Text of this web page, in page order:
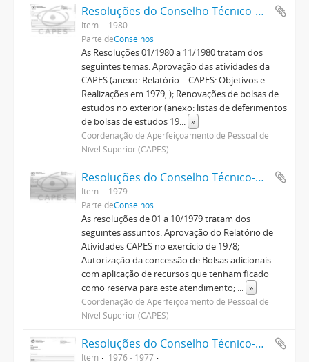
Resoluções do Conselho Técnico-Administrativo (1974-1982)
Item
1980
Parte deConselhos
As Resoluções 01/1980 a 11/1980 tratam dos
seguintes temas: Aprovação das atividades da
CAPES (anexo: Relatório – CAPES: Objetivos e
Realizações em 1979, ); Renovações de bolsas de
estudos no exterior (anexo: listas de deferimentos
de bolsas de estudos 19... »
Coordenação de Aperfeiçoamento de Pessoal de
Nível Superior (CAPES)
Resoluções do Conselho Técnico-Administrativo (1974-1982)
Item
1979
Parte deConselhos
As resoluções de 01 a 10/1979 tratam dos
seguintes assuntos: Aprovação do Relatório de
Atividades CAPES no exercício de 1978;
Autorização da concessão de Bolsas adicionais
com aplicação de recursos que tenham ficado
como reserva para este atendimento; ... »
Coordenação de Aperfeiçoamento de Pessoal de
Nível Superior (CAPES)
Resoluções do Conselho Técnico-Administrativo (1974-1982)
Item 1976 - 1977